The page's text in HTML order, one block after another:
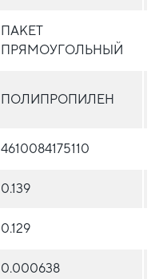
ПАКЕТ
ПРЯМОУГОЛЬНЫЙ
ПОЛИПРОПИЛЕН
4610084175110
0.139
0.129
0.000638